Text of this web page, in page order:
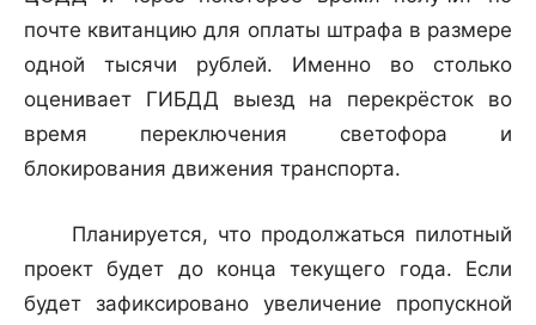
почте квитанцию для оплаты штрафа в размере
одной тысячи рублей. Именно во столько
оценивает ГИБДД выезд на перекрёсток во
время переключения светофора и
блокирования движения транспорта.
Планируется, что продолжаться пилотный
проект будет до конца текущего года. Если
будет зафиксировано увеличение пропускной